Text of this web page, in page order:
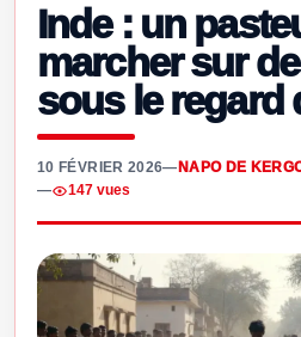
Inde : un
marcher sur
sous le regard
10 FÉVRIER 2026— NAPO DE
—
147 vues